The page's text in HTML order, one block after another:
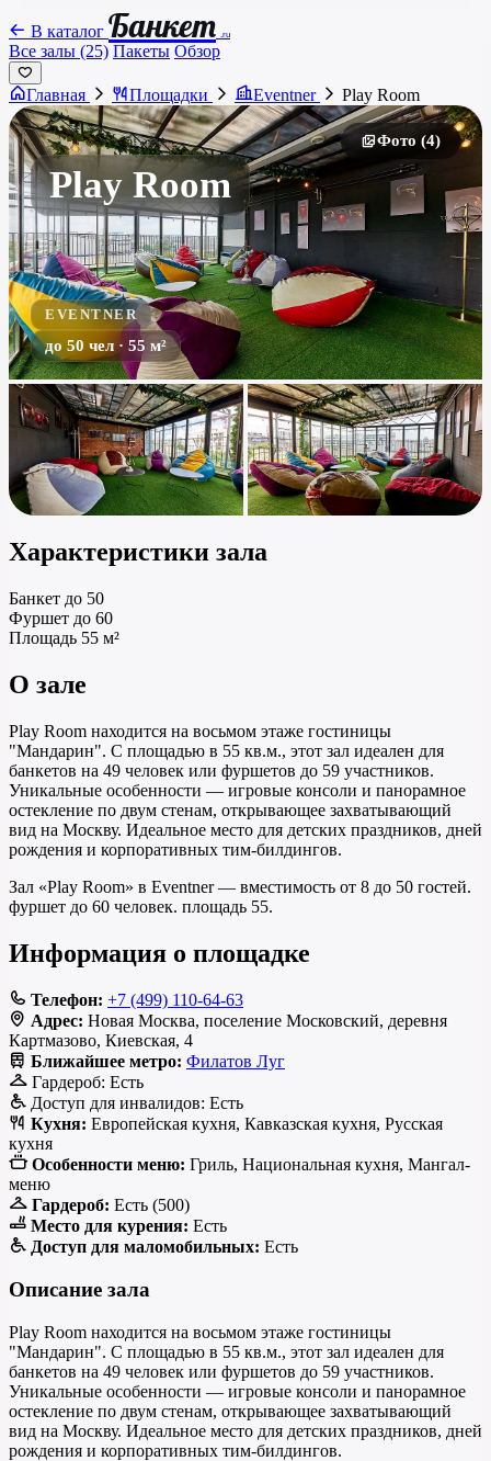
В каталог Банкет .ru
Все залы (25) Пакеты Обзор
Главная Площадки Eventner Play Room
Play Room
Фото (4)
EVENTNER
до 50 чел · 55 м²
Характеристики зала
Банкет до 50
Фуршет до 60
Площадь 55 м²
О зале
Play Room находится на восьмом этаже гостиницы
"Мандарин". С площадью в 55 кв.м., этот зал идеален для
банкетов на 49 человек или фуршетов до 59 участников.
Уникальные особенности — игровые консоли и панорамное
остекление по двум стенам, открывающее захватывающий
вид на Москву. Идеальное место для детских праздников, дней
рождения и корпоративных тим-билдингов.
Зал «Play Room» в Eventner — вместимость от 8 до 50 гостей.
фуршет до 60 человек. площадь 55.
Информация о площадке
Телефон: +7 (499) 110-64-63
Адрес: Новая Москва, поселение Московский, деревня
Картмазово, Киевская, 4
Ближайшее метро: Филатов Луг
Гардероб: Есть
Доступ для инвалидов: Есть
Кухня: Европейская кухня, Кавказская кухня, Русская
кухня
Особенности меню: Гриль, Национальная кухня, Мангал-
меню
Гардероб: Есть (500)
Место для курения: Есть
Доступ для маломобильных: Есть
Описание зала
Play Room находится на восьмом этаже гостиницы
"Мандарин". С площадью в 55 кв.м., этот зал идеален для
банкетов на 49 человек или фуршетов до 59 участников.
Уникальные особенности — игровые консоли и панорамное
остекление по двум стенам, открывающее захватывающий
вид на Москву. Идеальное место для детских праздников, дней
рождения и корпоративных тим-билдингов.